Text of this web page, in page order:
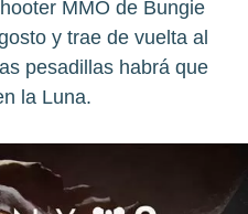
MMO de Bungie
y trae de vuelta al
pesadillas habrá que
la Luna.